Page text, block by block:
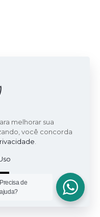
melhorar sua
você concorda
Precisa de
ajuda?